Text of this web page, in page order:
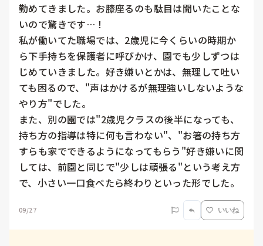
勤めてきました。お膝座るのも駄目は聞いたことな
いので驚きです…！
私が働いてた職場では、2歳児に今くらいの時期か
ら下手持ちを保護者に呼びかけ、園でも少しずつは
じめていきました。好き嫌いとかは、無理して吐い
ても困るので、"声はかけるが無理強いしないような
やり方"でした。
また、別の園では"2歳児クラスの後半になっても、
持ち方の指導は特に何も言わない"、"お箸の持ち方
すらも家でできるようになってもらう"好き嫌いに関
しては、前園と同じで"少しは頑張る"という考え方
で、小さい一口食べたら終わりといった形でした。
09/27 いいね